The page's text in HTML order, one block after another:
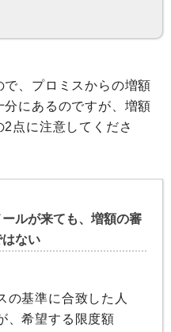
、プロミスからの増額
にあるのですが、増額
点に注意してくださ
ルが来ても、増額の審
ない
の基準に合致した人
、希望する限度額